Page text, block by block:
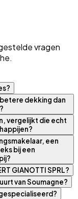
vragen
dekking dan
vergelijkt die echt
een
bij een
GIANOTTI SPRL?
van Soumagne?
gespecialiseerd?